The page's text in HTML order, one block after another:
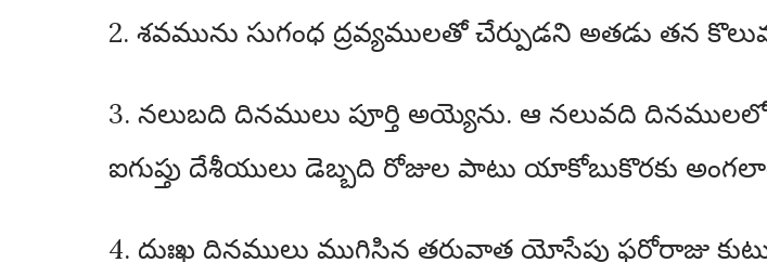
2. శవమును సుగంధ ద్రవ్యములతో చేర్పుడని అతడు తన
3. నలుబది దినములు పూర్తి అయ్యెను. ఆ నలువది దినములలో
ఐగుప్తు దేశీయులు డెబ్బది రోజుల పాటు యాకోబుకొరకు
4. దుఃఖ దినములు ముగిసిన తరువాత యోసేపు ఫరోరాజు